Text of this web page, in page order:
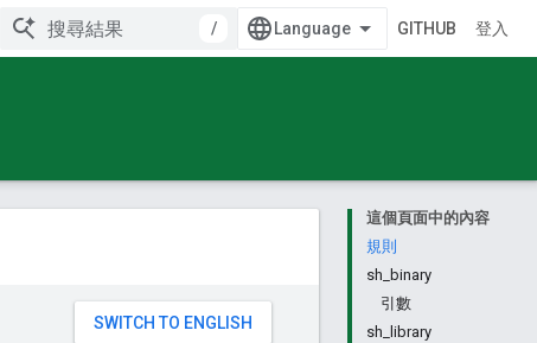
/ GITHUB 登入
這個頁面中的內容
規則
sh_binary
引數
sh_library